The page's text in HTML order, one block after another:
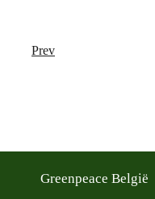
Prev
Greenpeace België